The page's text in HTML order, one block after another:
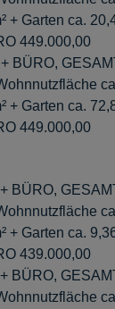
+ Garten ca.
449.000,00
BÜRO,
+ Garten ca.
449.000,00
BÜRO,
+ Garten ca.
439.000,00
BÜRO,